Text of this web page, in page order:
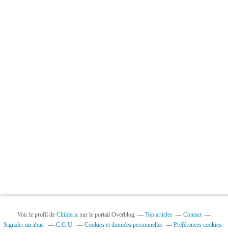
Voir le profil de Childeric sur le portail Overblog Top articles
Contact
Signaler un abus
C.G.U. Cookies et données personnelles Préférences cookies